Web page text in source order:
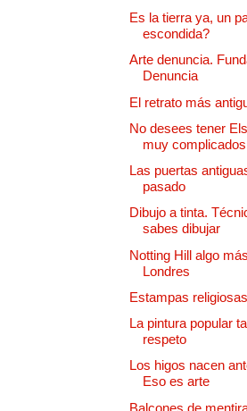
Es la tierra ya, un
escondida?
Arte denuncia.
Denuncia
El retrato más
No desees tener
muy complicados
Las puertas
pasado
Dibujo a tinta.
sabes dibujar
Notting Hill algo
Londres
Estampas
La pintura popular
respeto
Los higos nacen
Eso es arte
Balcones de